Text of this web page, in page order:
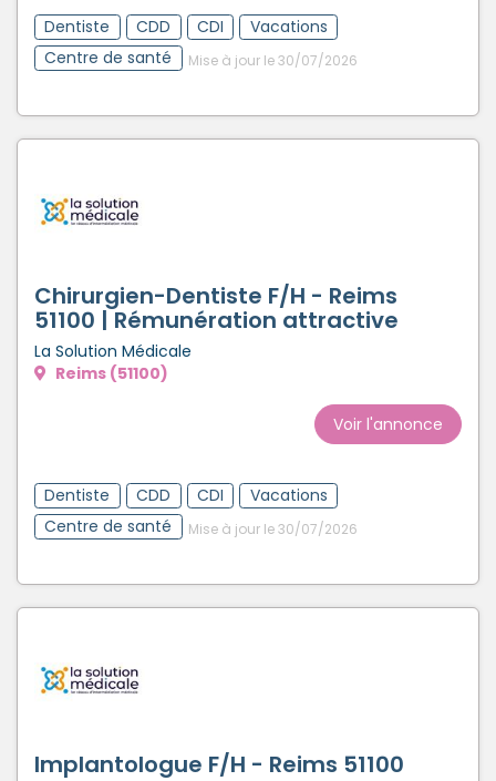
Dentiste CDD CDI
Vacations
Centre de santé
Mise à jour le 30/07/2026
Chirurgien-Dentiste F/H - Reims
51100 | Rémunération attractive
La Solution Médicale
Reims (51100)
Voir l'annonce
Dentiste CDD CDI
Vacations
Centre de santé
Mise à jour le 30/07/2026
Implantologue F/H - Reims 51100